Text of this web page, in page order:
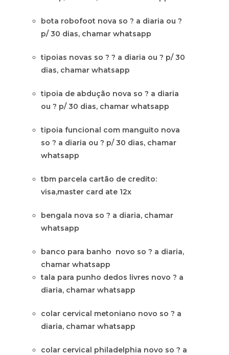
bota robofoot nova so ? a diaria ou ?
p/ 30 dias, chamar whatsapp
tipoias novas so ? ? a diaria ou ? p/ 30
dias, chamar whatsapp
tipoia de abdução nova so ? a diaria
ou ? p/ 30 dias, chamar whatsapp
tipoia funcional com manguito nova
so ? a diaria ou ? p/ 30 dias, chamar
whatsapp
tbm parcela cartão de credito:
visa,master card ate 12x
bengala nova so ? a diaria, chamar
whatsapp
banco para banho novo so ? a diaria,
chamar whatsapp
tala para punho dedos livres novo ? a
diaria, chamar whatsapp
colar cervical metoniano novo so ? a
diaria, chamar whatsapp
colar cervical philadelphia novo so ? a